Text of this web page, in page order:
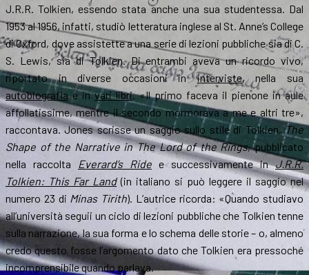
J.R.R. Tolkien, essendo stata anche una sua studentessa. Dal
1953 al 1956, infatti, studiò letteratura inglese al St. Anne’s College
di Oxford, dove assistette a una serie di lezioni pubbliche sia di C.
S. Lewis, sia di Tolkien. Di entrambi aveva un ricordo vivo,
riportato in diverse occasioni ininterviste, nella sua
autobiografiae invari libri. «Il primo faceva il pienone in aule
affollatissime, mentre il secondo mormorava a me e altri tre»,
raccontava. Jones scrisse un saggio sullo stile di Tolkien,The
Shape of the Narrative in The Lord of the Rings, pubblicato
nella raccolta Everard’s Ride e successivamente inJ.R.R.
Tolkien: This Far Land(in italiano si può leggere il saggio nel
numero 23 di Minas Tirith). L’autrice ricorda: «Quando studiavo
all’università seguii un ciclo di lezioni pubbliche che Tolkien tenne
sulla narrazione, la sua forma e lo schema delle storie – o, almeno
credo questo fosse l’argomento dato che Tolkien era pressoché
incomprensibile quando parlava.